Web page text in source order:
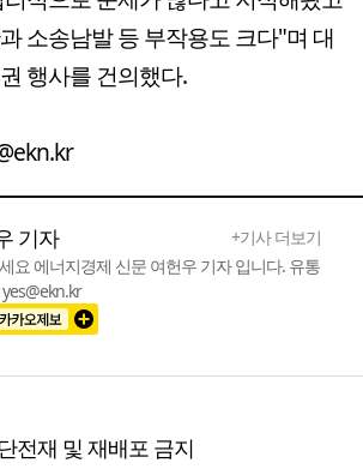
소송남발 등 부작용도 크다"며 대
행사를 건의했다.
기자
+기사 더보기
요 에너지경제 신문 여헌우 기자 입니다. 유통
전재 및 재배포 금지